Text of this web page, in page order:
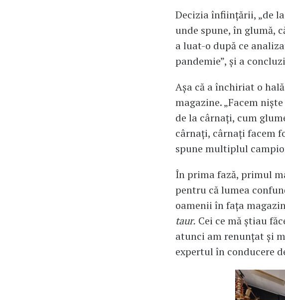
Decizia înființării, „de
unde spune, în glumă,
a luat-o după ce
pandemie”, și a
Așa că a închiriat o
magazine. „Facem
de la cârnați, cum
cârnați, cârnați facem
spune multiplul
În prima fază, primul
pentru că lumea
oamenii în fața
taur. Cei ce mă știau
atunci am renunțat și
expertul în conducere